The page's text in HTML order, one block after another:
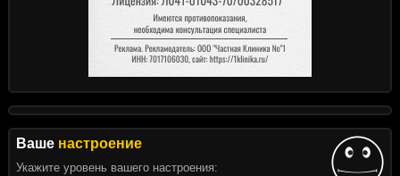
Ваше настроение
Укажите уровень вашего настроения: